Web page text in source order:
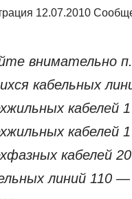
12.07.2010
внимательно
кабельных
кабелей
кабелей
линий 110